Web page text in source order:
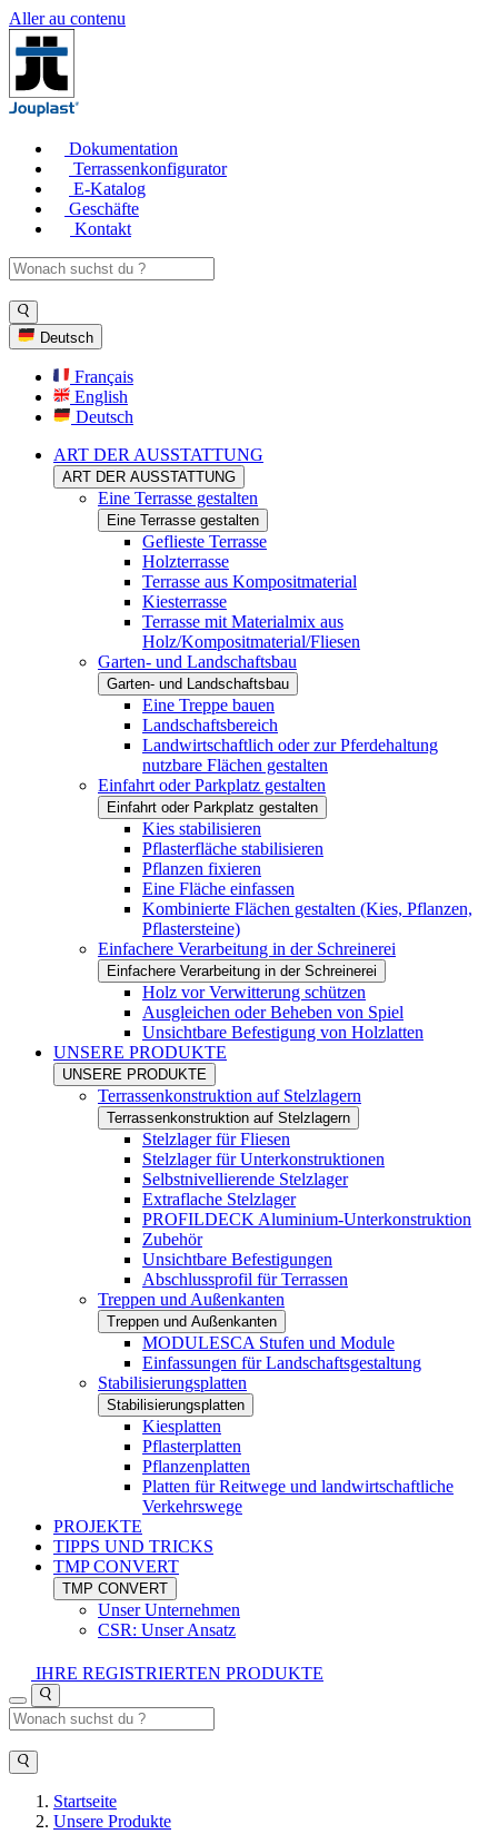
Aller au contenu
Dokumentation
Terrassenkonfigurator
E-Katalog
Geschäfte
Kontakt
Deutsch
Français
English
Deutsch
ART DER AUSSTATTUNG
ART DER AUSSTATTUNG
Eine Terrasse gestalten
Eine Terrasse gestalten
Geflieste Terrasse
Holzterrasse
Terrasse aus Kompositmaterial
Kiesterrasse
Terrasse mit Materialmix aus
Holz/Kompositmaterial/Fliesen
Garten- und Landschaftsbau
Garten- und Landschaftsbau
Eine Treppe bauen
Landschaftsbereich
Landwirtschaftlich oder zur Pferdehaltung
nutzbare Flächen gestalten
Einfahrt oder Parkplatz gestalten
Einfahrt oder Parkplatz gestalten
Kies stabilisieren
Pflasterfläche stabilisieren
Pflanzen fixieren
Eine Fläche einfassen
Kombinierte Flächen gestalten (Kies, Pflanzen,
Pflastersteine)
Einfachere Verarbeitung in der Schreinerei
Einfachere Verarbeitung in der Schreinerei
Holz vor Verwitterung schützen
Ausgleichen oder Beheben von Spiel
Unsichtbare Befestigung von Holzlatten
UNSERE PRODUKTE
UNSERE PRODUKTE
Terrassenkonstruktion auf Stelzlagern
Terrassenkonstruktion auf Stelzlagern
Stelzlager für Fliesen
Stelzlager für Unterkonstruktionen
Selbstnivellierende Stelzlager
Extraflache Stelzlager
PROFILDECK Aluminium-Unterkonstruktion
Zubehör
Unsichtbare Befestigungen
Abschlussprofil für Terrassen
Treppen und Außenkanten
Treppen und Außenkanten
MODULESCA Stufen und Module
Einfassungen für Landschaftsgestaltung
Stabilisierungsplatten
Stabilisierungsplatten
Kiesplatten
Pflasterplatten
Pflanzenplatten
Platten für Reitwege und landwirtschaftliche
Verkehrswege
PROJEKTE
TIPPS UND TRICKS
TMP CONVERT
TMP CONVERT
Unser Unternehmen
CSR: Unser Ansatz
IHRE REGISTRIERTEN PRODUKTE
Startseite
Unsere Produkte